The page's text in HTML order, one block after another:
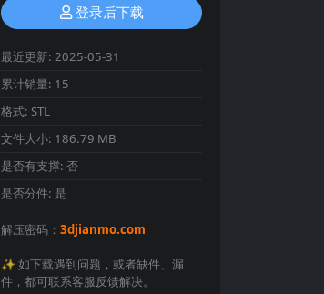
登录后下载
最近更新: 2025-05-31
累计销量: 15
格式: STL
文件大小: 186.79 MB
是否有支撑: 否
是否分件: 是
解压密码： 3djianmo.com
✨️ 如下载遇到问题，或者缺件、漏
件，都可联系客服反馈解决。